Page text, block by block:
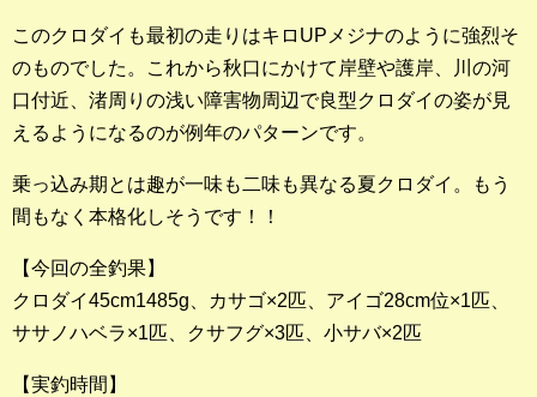
このクロダイも最初の走りはキロUPメジナのように強烈そ
のものでした。これから秋口にかけて岸壁や護岸、川の河
口付近、渚周りの浅い障害物周辺で良型クロダイの姿が見
えるようになるのが例年のパターンです。
乗っ込み期とは趣が一味も二味も異なる夏クロダイ。もう
間もなく本格化しそうです！！
【今回の全釣果】
クロダイ45cm1485g、カサゴ×2匹、アイゴ28cm位×1匹、
ササノハベラ×1匹、クサフグ×3匹、小サバ×2匹
【実釣時間】